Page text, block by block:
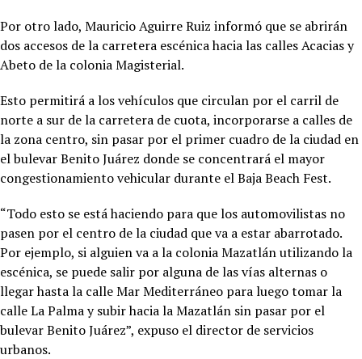
Por otro lado, Mauricio Aguirre Ruiz informó que se abrirán
dos accesos de la carretera escénica hacia las calles Acacias y
Abeto de la colonia Magisterial.
Esto permitirá a los vehículos que circulan por el carril de
norte a sur de la carretera de cuota, incorporarse a calles de
la zona centro, sin pasar por el primer cuadro de la ciudad en
el bulevar Benito Juárez donde se concentrará el mayor
congestionamiento vehicular durante el Baja Beach Fest.
“Todo esto se está haciendo para que los automovilistas no
pasen por el centro de la ciudad que va a estar abarrotado.
Por ejemplo, si alguien va a la colonia Mazatlán utilizando la
escénica, se puede salir por alguna de las vías alternas o
llegar hasta la calle Mar Mediterráneo para luego tomar la
calle La Palma y subir hacia la Mazatlán sin pasar por el
bulevar Benito Juárez”, expuso el director de servicios
urbanos.